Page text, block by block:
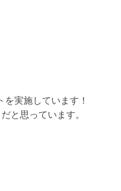
実施しています！
と思っています。